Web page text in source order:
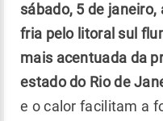
sábado, 5 de
fria pelo litoral sul
mais acentuada da
estado do Rio de
e o calor facilitam a